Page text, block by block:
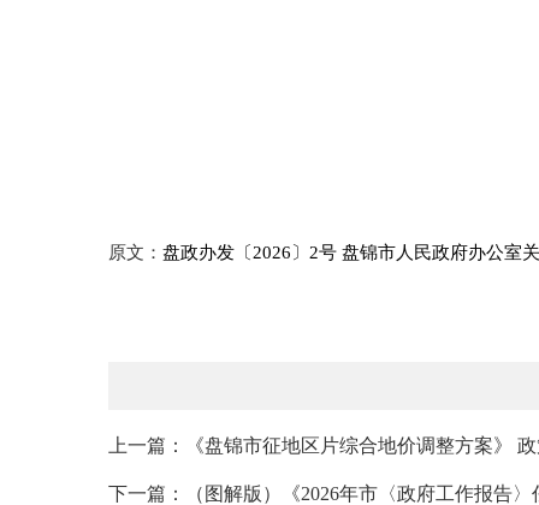
原文： 盘政办发〔2026〕2号 盘锦市人民政府办公室
上一篇：《盘锦市征地区片综合地价调整方案》
下一篇：（图解版）《2026年市〈政府工作报告